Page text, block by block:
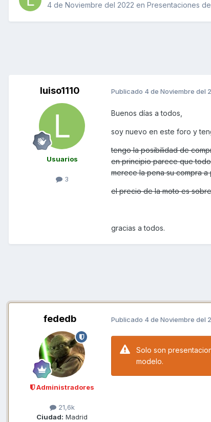
4 de Noviembre del 2022 en Presentaciones
luiso1110
Usuarios
3
Publicado 4 de Noviembre del
Buenos días a todos,
soy nuevo en este foro y
tengo la posibilidad de
en principio parece que
merece la pena su compra
el precio de la moto es
gracias a todos.
fededb
Administradores
21,6k
Ciudad: Madrid
Publicado 4 de Noviembre del
Solo son
modelo.